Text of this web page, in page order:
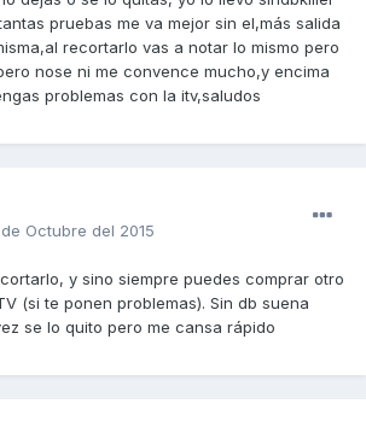
pruebas me va mejor sin el,más salida
recortarlo vas a notar lo mismo pero
nose ni me convence mucho,y encima
problemas con la itv,saludos
Octubre del 2015
y sino siempre puedes comprar otro
(si te ponen problemas). Sin db suena
se lo quito pero me cansa rápido